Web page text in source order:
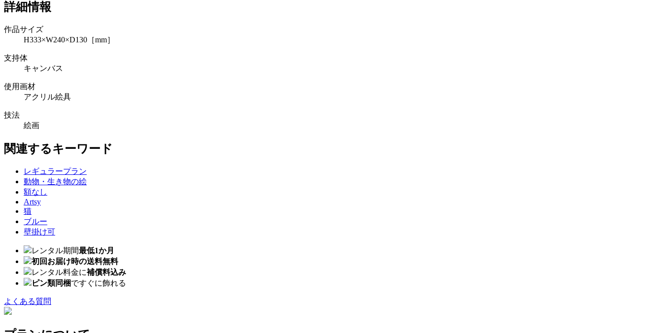
詳細情報
作品サイズ
H333×W240×D130［mm］
支持体
キャンバス
使用画材
アクリル絵具
技法
絵画
関連するキーワード
レギュラープラン
動物・生き物の絵
額なし
Artsy
猫
ブルー
壁掛け可
レンタル期間最低1か月
初回お届け時の送料無料
レンタル料金に補償料込み
ピン類同梱ですぐに飾れる
よくある質問